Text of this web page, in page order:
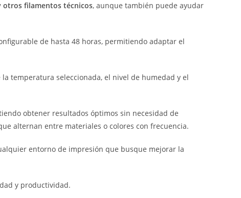
otros filamentos técnicos, aunque también puede ayudar
de hasta 48 horas, permitiendo adaptar el
temperatura seleccionada, el nivel de humedad y el
obtener resultados óptimos sin necesidad de
alternan entre materiales o colores con frecuencia.
entorno de impresión que busque mejorar la
y productividad.